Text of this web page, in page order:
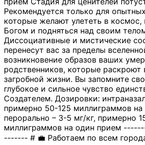
Рекомендуется только для
которые желают улететь в космос,
Богом и подняться над своим
Диссоциативные и мистические
перенесут вас за пределы
возникновение образов ваших
родственников, которые раскроют
загробной жизни. Вы запомните
глубокое и сильное чувство
Создателем. Дозировки:
примерно 50-125 миллиграммов
перорально – 3-5 мг/кг, примерно
миллиграммов на один прием
------- # 💼 Работаем по всем